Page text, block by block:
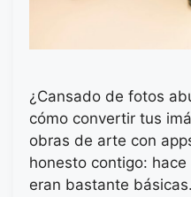
¿Cansado de fotos
cómo convertir tus
obras de arte con
honesto contigo:
eran bastante